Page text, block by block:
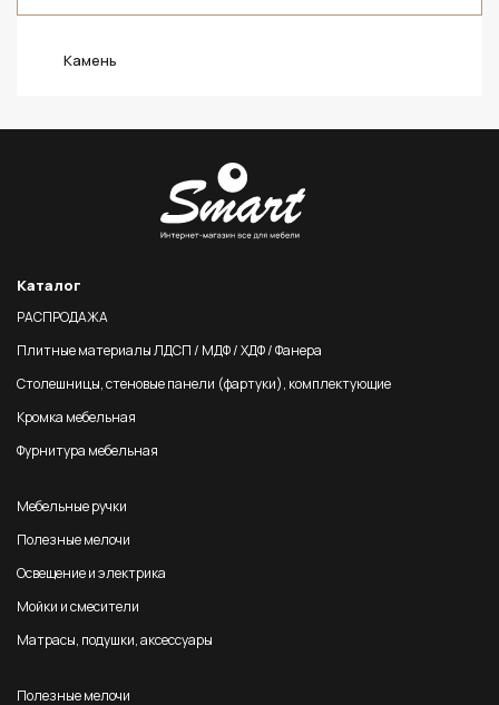
Камень
Каталог
РАСПРОДАЖА
Плитные материалы ЛДСП / МДФ / ХДФ / Фанера
Столешницы, стеновые панели (фартуки), комплектующие
Кромка мебельная
Фурнитура мебельная
Мебельные ручки
Полезные мелочи
Освещение и электрика
Мойки и смесители
Матрасы, подушки, аксессуары
Полезные мелочи